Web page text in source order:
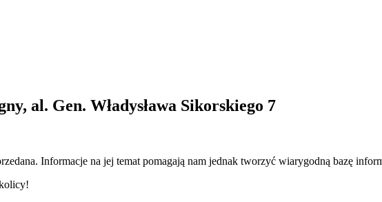
al. Gen. Władysława Sikorskiego 7
Informacje na jej temat pomagają nam jednak tworzyć wiarygodną bazę